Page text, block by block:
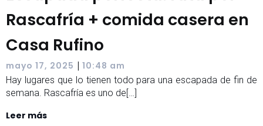
Rascafría + comida casera en
Casa Rufino
mayo 17, 2025 | 10:48 am
Hay lugares que lo tienen todo para una escapada de fin de
semana. Rascafría es uno de[…]
Leer más